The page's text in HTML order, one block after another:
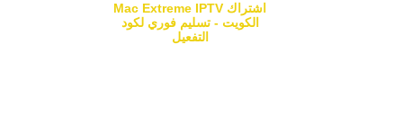
اشتراك Mac Extreme IPTV
الكويت - تسليم فوري لكود
التفعيل